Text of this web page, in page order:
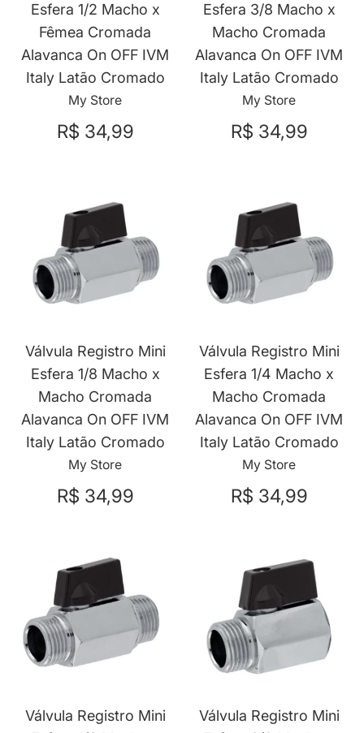
Esfera 1/2 Macho x
Fêmea Cromada
Alavanca On OFF IVM
Italy Latão Cromado
My Store
R$ 34,99
Esfera 3/8 Macho x
Macho Cromada
Alavanca On OFF IVM
Italy Latão Cromado
My Store
R$ 34,99
Válvula Registro Mini
Esfera 1/8 Macho x
Macho Cromada
Alavanca On OFF IVM
Italy Latão Cromado
My Store
R$ 34,99
Válvula Registro Mini
Esfera 1/4 Macho x
Macho Cromada
Alavanca On OFF IVM
Italy Latão Cromado
My Store
R$ 34,99
Válvula Registro Mini
Válvula Registro Mini